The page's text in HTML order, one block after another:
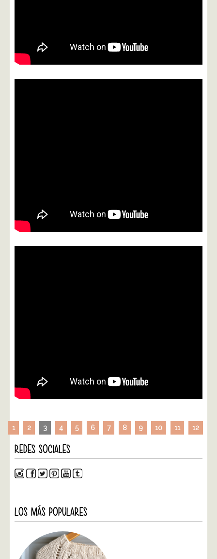
1 2 3 4 5 6 7 8 9 10 11 12
REDES SOCIALES
LOS MÁS POPULARES